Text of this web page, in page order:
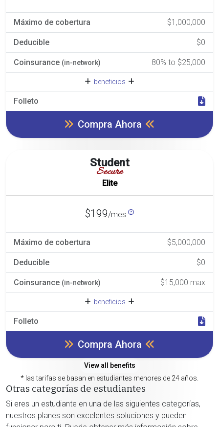
Máximo de cobertura $1,000,000
Deducible $0
Coinsurance (in-network) 80% to $25,000
beneficios
Folleto
Compra Ahora
Student
Secure
Elite
$199/mes
Máximo de cobertura $5,000,000
Deducible $0
Coinsurance (in-network) $15,000 max
beneficios
Folleto
Compra Ahora
View all benefits
* las tarifas se basan en estudiantes menores de 24 años.
Otras categorías de estudiantes
Si eres un estudiante en una de las siguientes categorías,
nuestros planes son excelentes soluciones y pueden